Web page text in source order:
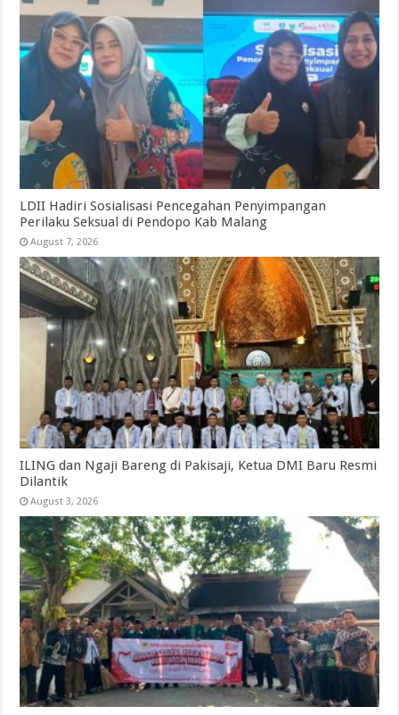
LDII Hadiri Sosialisasi Pencegahan Penyimpangan
Perilaku Seksual di Pendopo Kab Malang
August 7, 2026
ILING dan Ngaji Bareng di Pakisaji, Ketua DMI Baru Resmi
Dilantik
August 3, 2026